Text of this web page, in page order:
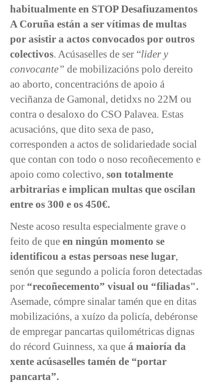
habitualmente en STOP Desafiuzamentos
A Coruña están a ser vítimas de multas
por asistir a actos convocados por outros
colectivos . Acúsaselles de ser “lider y
convocante” de mobilizacións polo dereito
ao aborto, concentracións de apoio á
veciñanza de Gamonal, detidxs no 22M ou
contra o desaloxo do CSO Palavea. Estas
acusacións, que dito sexa de paso,
corresponden a actos de solidariedade social
que contan con todo o noso recoñecemento e
apoio como colectivo, son totalmente
arbitrarias e implican multas que oscilan
entre os 300 e os 450€.
Neste acoso resulta especialmente grave o
feito de que en ningún momento se
identificou a estas persoas nese lugar,
senón que segundo a policía foron detectadas
por “recoñecemento” visual ou “filiadas".
Asemade, cómpre sinalar tamén que en ditas
mobilizacións, a xuízo da policía, debéronse
de empregar pancartas quilométricas dignas
do récord Guinness, xa que á maioría da
xente acúsaselles tamén de “portar
pancarta”.